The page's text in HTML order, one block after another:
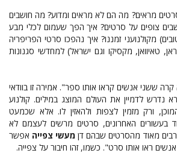
מראים? מה הם לא מראים ומדוע? מה חושבים
צופים על סרטים? איך הפך שעמום לכלי מבע
מקולנועני זמננו? איך נהפכו סרטי הפריפריה
טאיוואן, מקסיקו וגם ישראל) למחדשי סגנונות
ששני אנשים קראו אותו ספר". אמירה זו בוודאי
נדרש לדמיין את העולם המוצג במילים. קולנוע
ורק מזמין לצפות ולהאזין לו. אלא שכמעט
בעשורים האחרונים, סרטים מרשים לעצמם לא
מאוד מהסרטים שבהם דן מעשי צפייה אפשר
ראו אותו סרט". כשמו, זהו חיבור על צפייה.